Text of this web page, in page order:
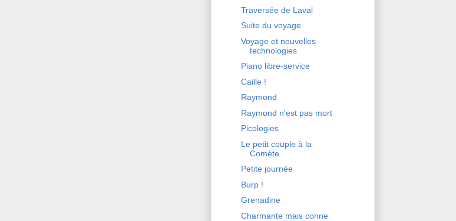
Traversée de Laval
Suite du voyage
Voyage et nouvelles
technologies
Piano libre-service
Caille !
Raymond
Raymond n'est pas mort
Picologies
Le petit couple à la
Comète
Petite journée
Burp !
Grenadine
Charmante mais conne